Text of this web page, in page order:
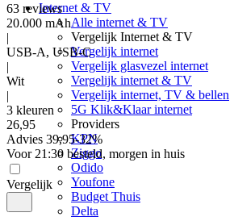
Internet & TV
Alle internet & TV
Vergelijk Internet & TV
Vergelijk internet
Vergelijk glasvezel internet
Vergelijk internet & TV
Vergelijk internet, TV & bellen
5G Klik&Klaar internet
Providers
KPN
Ziggo
Odido
Youfone
Budget Thuis
Delta
63 reviews
20.000 mAh
|
USB-A, USB-C
|
Wit
|
3 kleuren
26,95
Advies 39,95-32%
Voor 21:30 besteld, morgen in huis
Vergelijk